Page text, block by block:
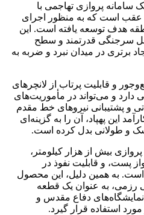
بدانیم: پهپاد شاهد‑۱۳۶ یک سامانه پروازی تهاجمی با
عقب است که به منظور اجرای
هدف توسعه یافته است. این
حمل سرجنگی قدرتمند و سطح
برتری در میدان نبرد و ضربه به
جمع‌وجور و قابلیت پرتاب از لانچرهای
دارد و می‌تواند در مأموریت‌های
و پشتیبانی نیروهای خط مقدم
این پهپاد، آن را به گزینه‌ای
و طولانی بدل کرده است.
بیش از هزار کیلومتر،
پست، و قابلیت نفوذ در
است. به همین دلیل، این محصول
رزمی، به عنوان یک قطعه
دفاع مقدس و
استفاده قرار گیرد.